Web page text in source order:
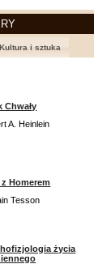
Kultura i sztuka
Chwały
A. Heinlein
Homerem
Tesson
życia